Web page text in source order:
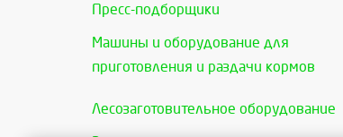
Пресс-подборщики
Машины и оборудование для
приготовления и раздачи кормов
Лесозаготовительное оборудование